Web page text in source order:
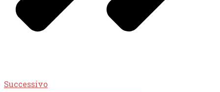
Successivo